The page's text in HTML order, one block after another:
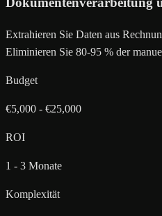
Extrahieren Sie Daten aus
Eliminieren Sie 80-95 % der
Budget
€5,000 - €25,000
ROI
1 - 3 Monate
Komplexität